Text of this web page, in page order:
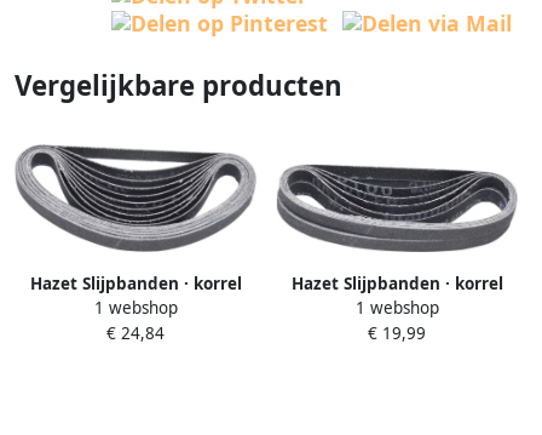
Vergelijkbare producten
Hazet Slijpbanden · korrel
120 · 330 x 10 mm 9033-4120
10
1 webshop
€ 24,84
Hazet Slijpbanden · korrel
100 · 330 x 10 mm 9033-4100
10
1 webshop
€ 19,99